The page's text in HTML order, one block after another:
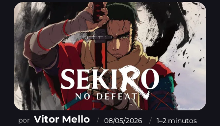
Vitor Mello 08/05/2026 1–2 minutos